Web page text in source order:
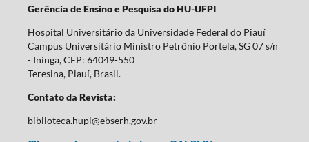
Gerência de Ensino e Pesquisa do HU-UFPI
Hospital Universitário da Universidade Federal do Piauí
Campus Universitário Ministro Petrônio Portela, SG 07 s/n
- Ininga, CEP: 64049-550
Teresina, Piauí, Brasil.
Contato da Revista:
biblioteca.hupi@ebserh.gov.br